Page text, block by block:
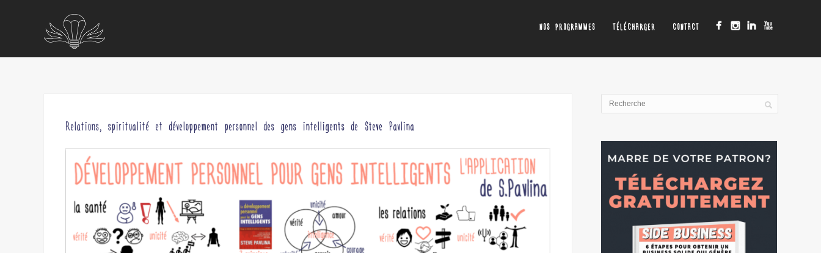
NOS PROGRAMMES TÉLÉCHARGER CONTACT
Relations, spiritualité et développement personnel des gens intelligents de Steve Pavlina